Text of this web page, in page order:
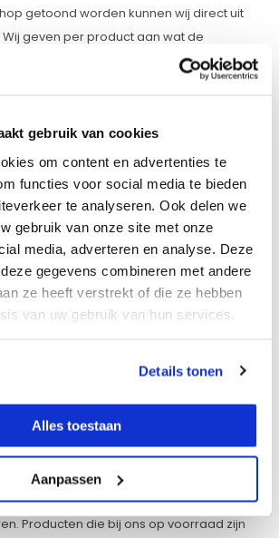
gebruik van cookies
om content en advertenties te
functies voor social media te bieden
te analyseren. Ook delen we
gebruik van onze site met onze
media, adverteren en analyse. Deze
gegevens combineren met andere
ze heeft verstrekt of die ze hebben
van uw gebruik van hun services.
Details tonen
Alles toestaan
Aanpassen
getoond worden kunnen wij direct uit
geven per product aan wat de
de verwachte levertijd. We hebben
die getoond worden ook bijna
op voorraad. Dit gaat van
en accu's tot adapters,
Zelfs al hebben we het niet op de
we het vaak wel leveren.
Snelle
en diverse voorraad hebben in ons
kunnen wij een zeer snelle
Producten die bij ons op voorraad zijn